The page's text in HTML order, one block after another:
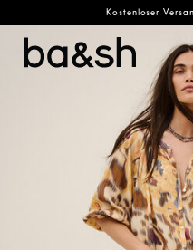
Kostenloser
ba&sh